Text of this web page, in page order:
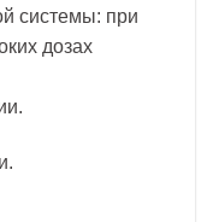
системы: при
дозах